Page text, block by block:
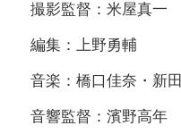
撮影監督：米屋真一
編集：上野勇輔
音楽：橋口佳奈・新
音響監督：濱野高年